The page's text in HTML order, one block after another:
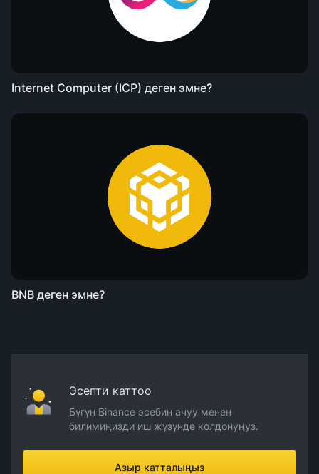
Internet Computer (ICP) деген эмне?
BNB деген эмне?
Эсепти каттоо
Бүгүн Binance эсебин ачуу менен
билимиңизди иш жүзүндө колдонуңуз.
Азыр катталыңыз